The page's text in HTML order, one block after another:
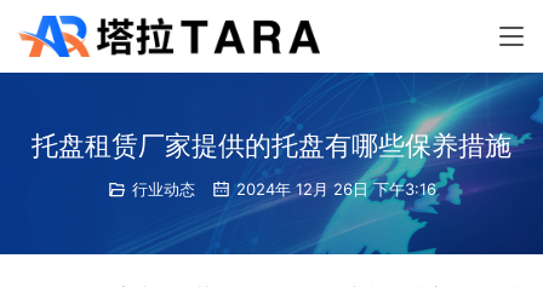
托盘租赁厂家提供的托盘有哪些保养措施
行业动态 2024年 12月 26日 下午3:16